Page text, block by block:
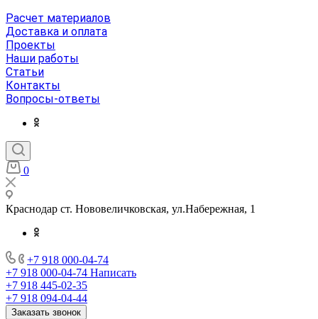
Расчет материалов
Доставка и оплата
Проекты
Наши работы
Статьи
Контакты
Вопросы-ответы
0
Краснодар ст. Нововеличковская, ул.Набережная, 1
+7 918 000-04-74
+7 918 000-04-74 Написать
+7 918 445-02-35
+7 918 094-04-44
Заказать звонок